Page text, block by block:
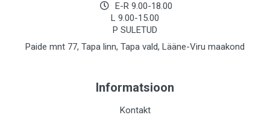
E-R 9.00-18.00
L 9.00-15.00
P SULETUD
Paide mnt 77, Tapa linn, Tapa vald, Lääne-Viru maakond
Informatsioon
Kontakt